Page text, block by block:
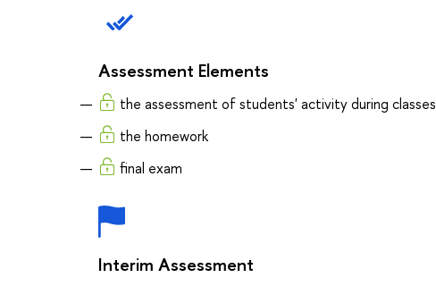
Assessment Elements
the assessment of students' activity during classes
the homework
final exam
Interim Assessment